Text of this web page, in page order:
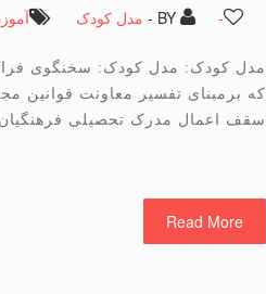
BY - مدل کودک -
مدل کودک: مدل کودک: سخنگوی
که برمبنای تفسیر معاونت قوانین
سقف اعمال مدرک تحصیلی
Read More